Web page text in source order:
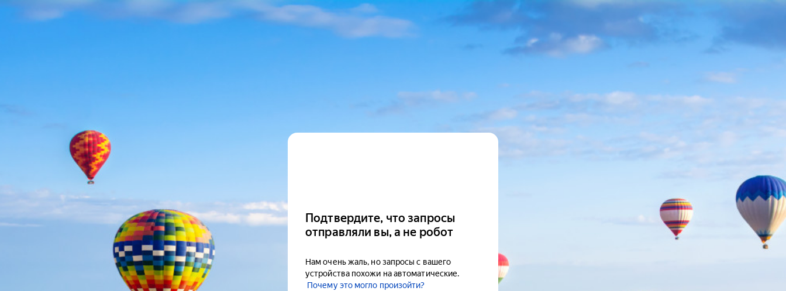
Подтвердите, что запросы
отправляли вы, а не робот
Нам очень жаль, но запросы с вашего
устройства похожи на автоматические.
Почему это могло произойти?